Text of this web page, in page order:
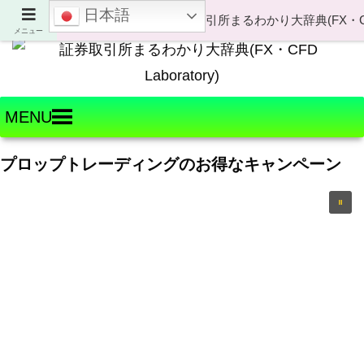
Welcome to FX・CFD Laboratory!
MENU
プロップトレーディングのお得なキャンペーン
メニュー
日本語